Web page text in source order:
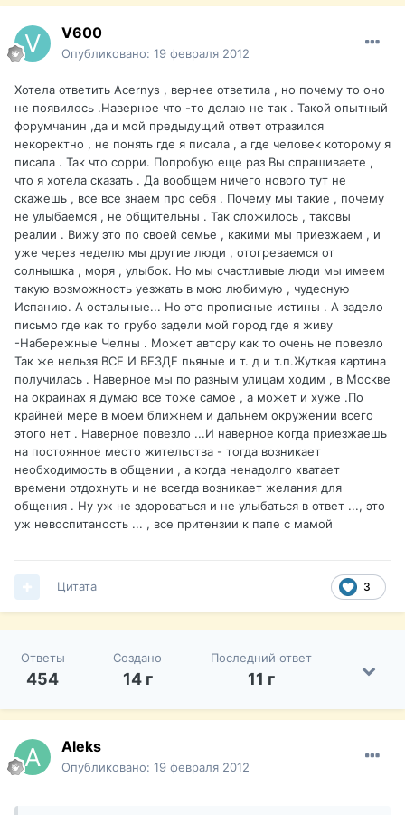
V600
Опубликовано: 19 февраля 2012
Хотела ответить Acernys , вернее ответила , но почему то оно
не появилось .Наверное что -то делаю не так . Такой опытный
форумчанин ,да и мой предыдущий ответ отразился
некоректно , не понять где я писала , а где человек которому я
писала . Так что сорри. Попробую еще раз Вы спрашиваете ,
что я хотела сказать . Да вообщем ничего нового тут не
скажешь , все все знаем про себя . Почему мы такие , почему
не улыбаемся , не общительны . Так сложилось , таковы
реалии . Вижу это по своей семье , какими мы приезжаем , и
уже через неделю мы другие люди , отогреваемся от
солнышка , моря , улыбок. Но мы счастливые люди мы имеем
такую возможность уезжать в мою любимую , чудесную
Испанию. А остальные... Но это прописные истины . А задело
письмо где как то грубо задели мой город где я живу
-Набережные Челны . Может автору как то очень не повезло
Так же нельзя ВСЕ И ВЕЗДЕ пьяные и т. д и т.п.Жуткая картина
получилась . Наверное мы по разным улицам ходим , в Москве
на окраинах я думаю все тоже самое , а может и хуже .По
крайней мере в моем ближнем и дальнем окружении всего
этого нет . Наверное повезло ...И наверное когда приезжаешь
на постоянное место жительства - тогда возникает
необходимость в общении , а когда ненадолго хватает
времени отдохнуть и не всегда возникает желания для
общения . Ну уж не здороваться и не улыбаться в ответ ..., это
уж невоспитаность ... , все притензии к папе с мамой
3
Цитата
Ответы
454
Создано
14 г
Последний ответ
11 г
Aleks
Опубликовано: 19 февраля 2012